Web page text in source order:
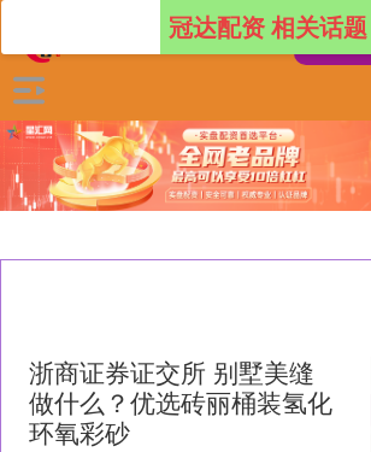
冠达配资 相关话题
浙商证券证交所 别墅美缝
做什么？优选砖丽桶装氢化
环氧彩砂